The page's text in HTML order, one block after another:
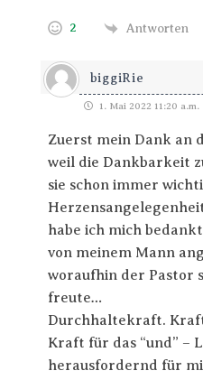
2 Antworten
biggiRie
1. Mai 2022 11:20 a.m.
Zuerst mein Dank an
weil die Dankbarkeit
sie schon immer
habe ich mich
von meinem Mann
woraufhin der Pastor
freute…
Durchhaltekraft.
Kraft für das “und” –
herausfordernd für